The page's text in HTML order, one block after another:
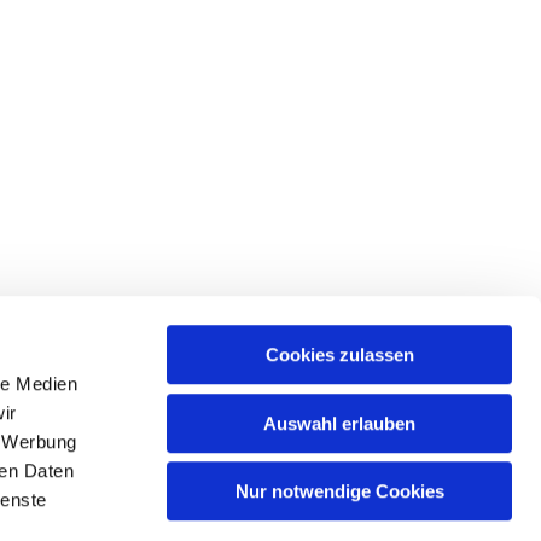
Medien
Daten
Cookies zulassen
Auswahl erlauben
Nur notwendige Cookies
sprockhoevel@kirche-hawi.de